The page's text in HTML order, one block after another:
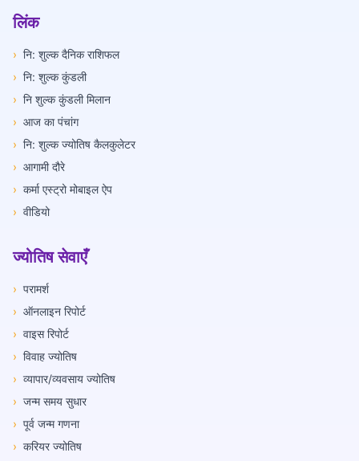
लिंक
› नि: शुल्क दैनिक राशिफल
› नि: शुल्क कुंडली
› नि शुल्क कुंडली मिलान
› आज का पंचांग
› नि: शुल्क ज्योतिष कैलकुलेटर
› आगामी दौरे
› कर्मा एस्ट्रो मोबाइल ऐप
› वीडियो
ज्योतिष सेवाएँ
› परामर्श
› ऑनलाइन रिपोर्ट
› वाइस रिपोर्ट
› विवाह ज्योतिष
› व्यापार/व्यवसाय ज्योतिष
› जन्म समय सुधार
› पूर्व जन्म गणना
› करियर ज्योतिष